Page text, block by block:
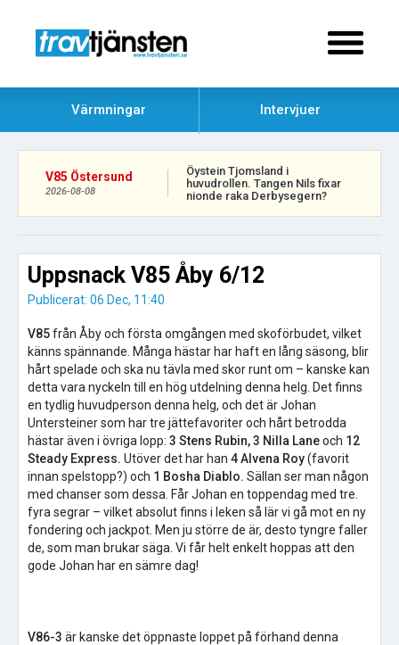
Värmningar Intervjuer
V85 Östersund
2026-08-08
Öystein Tjomsland i
huvudrollen. Tangen Nils fixar
nionde raka Derbysegern?
Uppsnack V85 Åby 6/12
Publicerat: 06 Dec, 11:40
V85från Åby och första omgången med skoförbudet, vilket
känns spännande. Många hästar har haft en lång säsong, blir
hårt spelade och ska nu tävla med skor runt om – kanske kan
detta vara nyckeln till en hög utdelning denna helg. Det finns
en tydlig huvudperson denna helg, och det är Johan
Untersteiner som har tre jättefavoriter och hårt betrodda
hästar även i övriga lopp: 3 Stens Rubin, 3 Nilla Laneoch 12
Steady Express. Utöver det har han 4 Alvena Roy(favorit
innan spelstopp?) och 1 Bosha Diablo. Sällan ser man någon
med chanser som dessa. Får Johan en toppendag med tre.
fyra segrar – vilket absolut finns i leken så lär vi gå mot en ny
fondering och jackpot. Men ju större de är, desto tyngre faller
de, som man brukar säga. Vi får helt enkelt hoppas att den
gode Johan har en sämre dag!
V86-3 är kanske det öppnaste loppet på förhand denna